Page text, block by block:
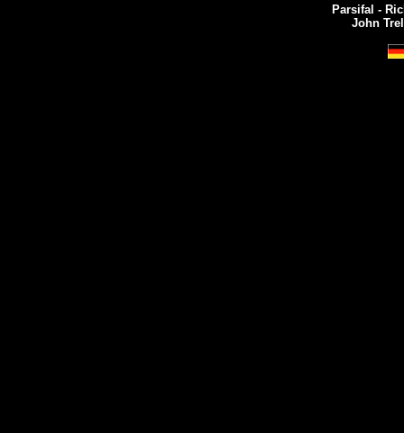
Parsifal -
John